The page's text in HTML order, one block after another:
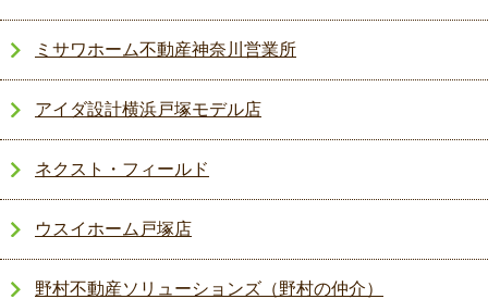
ミサワホーム不動産神奈川営業所
アイダ設計横浜戸塚モデル店
ネクスト・フィールド
ウスイホーム戸塚店
野村不動産ソリューションズ（野村の仲介）